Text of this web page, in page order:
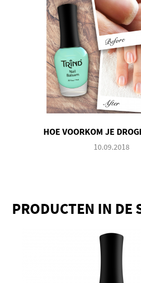
HOE VOORKOM JE
10.09.2018
PRODUCTEN IN DE